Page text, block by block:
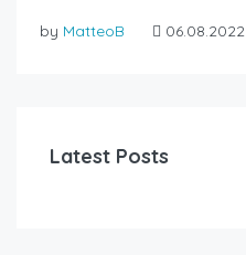
by MatteoB 06.08.2022
Latest Posts